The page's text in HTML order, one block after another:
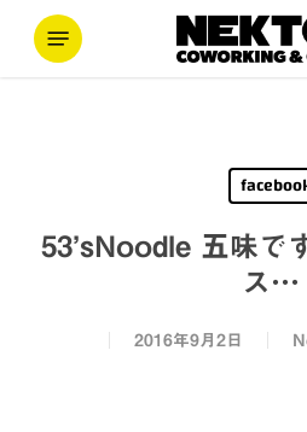
Menu
53’sNoodle 五味で
ス…
2016年9月2日